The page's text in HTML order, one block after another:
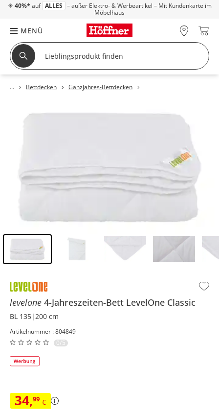
☀ 40%* auf ALLES – außer Elektro- & Werbeartikel – Mit Kundenkarte im
Möbelhaus
MENÜ
Bettdecken Ganzjahres-Bettdecken
levelone 4-Jahreszeiten-Bett LevelOne Classic
BL 135|200 cm
Artikelnummer : 804849
0/5
34,99 €